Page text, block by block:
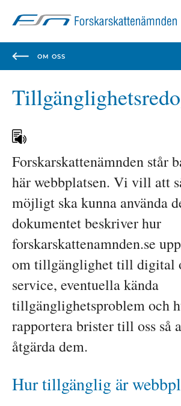
start
OM OSS
Forskarskattenämnden står
här webbplatsen. Vi vill att
möjligt ska kunna använda
dokumentet beskriver hur
forskarskattenamnden.se
om tillgänglighet till digital
service, eventuella kända
tillgänglighetsproblem och
rapportera brister till oss så
åtgärda dem.
Hur tillgänglig är